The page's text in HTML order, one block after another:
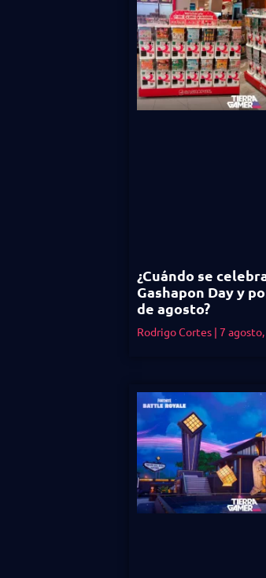
¿Cuándo se
Gashapon Day y
de agosto?
Rodrigo Cortes 7